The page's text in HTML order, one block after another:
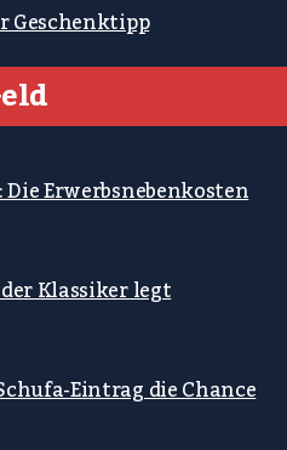
Geschenktipp
Erwerbsnebenkosten
Klassiker legt
Eintrag die Chance